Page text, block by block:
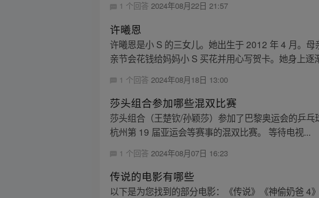
1 个回答2024年08月22日 21:57
许曦恩
许曦恩是小 S 的三女儿。她出生于 2012 年 4 月。
亲节会花钱给妈妈小 S 买花并用心写贺卡。她身上逐
1 个回答 2024年08月18日 13:00
莎头组合参加哪些混双比赛
莎头组合（王楚钦/孙颖莎）参加了巴黎奥运会的乒
杭州第 19 届亚运会等赛事的混双比赛。 等待电视...
1 个回答 2024年08月07日 16:23
传说的电影有哪些
以下是为您找到的部分电影：《传说》《神偷奶爸 4